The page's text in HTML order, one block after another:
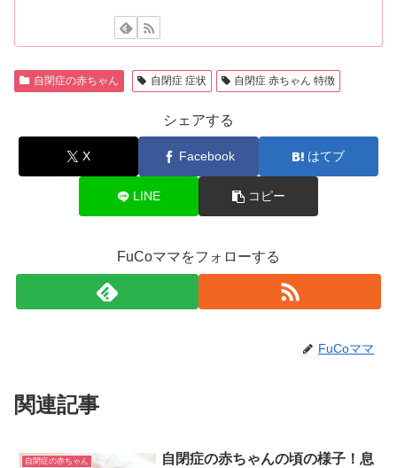
自閉症の赤ちゃん 自閉症 症状 自閉症 赤ちゃん 特徴
シェアする
X Facebook はてブ
LINE コピー
FuCoママをフォローする
FuCoママ
関連記事
自閉症の赤ちゃん
自閉症の赤ちゃんの頃の様子！息